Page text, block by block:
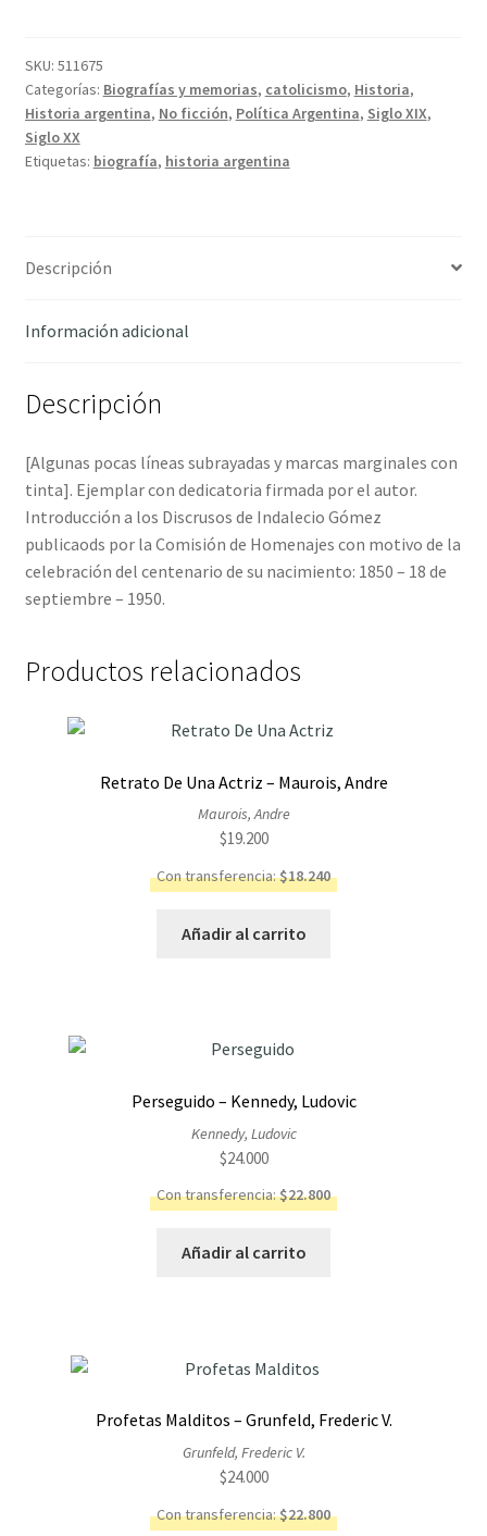
Indalecio
Gómez
-
Dell'Oro
Maini,
SKU: 511675
Categorías: Biografías y memorias, catolicismo, Historia,
Historia argentina, No ficción, Política Argentina, Siglo XIX,
Siglo XX
Etiquetas: biografía, historia argentina
Descripción
Información adicional
Descripción
[Algunas pocas líneas subrayadas y marcas marginales con
tinta]. Ejemplar con dedicatoria firmada por el autor.
Introducción a los Discrusos de Indalecio Gómez
publicaods por la Comisión de Homenajes con motivo de la
celebración del centenario de su nacimiento: 1850 – 18 de
septiembre – 1950.
Productos relacionados
Retrato De Una Actriz – Maurois, Andre
Maurois, Andre
$19.200
Con transferencia:$18.240
Añadir al carrito
Perseguido – Kennedy, Ludovic
Kennedy, Ludovic
$24.000
Con transferencia:$22.800
Añadir al carrito
Profetas Malditos – Grunfeld, Frederic V.
Grunfeld, Frederic V.
$24.000
Con transferencia:$22.800